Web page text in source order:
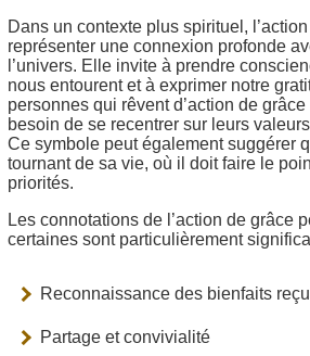
Dans un contexte plus spirituel,
représenter une connexion profonde
l’univers. Elle invite à prendre
nous entourent et à exprimer notre
personnes qui rêvent d’action de
besoin de se recentrer sur leurs
Ce symbole peut également suggérer
tournant de sa vie, où il doit faire le
priorités.
Les connotations de l’action de grâce
certaines sont particulièrement
Reconnaissance des bienfaits
Partage et convivialité